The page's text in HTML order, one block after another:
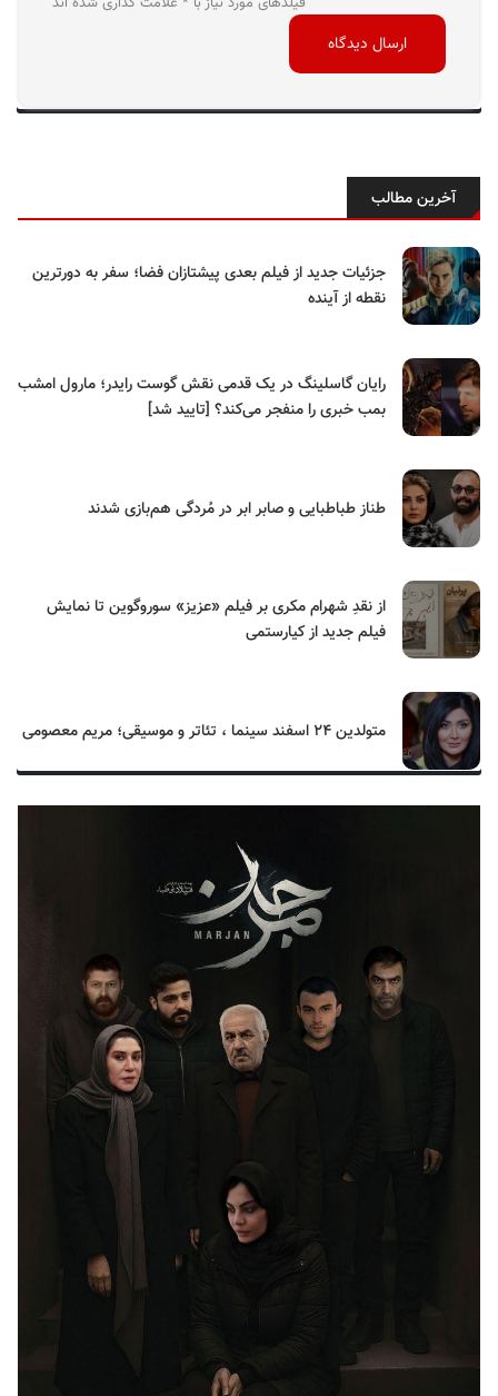
آخرین مطالب
جزئیات جدید از فیلم بعدی پیشتازان فضا؛ سفر به دورترین
نقطه از آینده
رایان گاسلینگ در یک قدمی نقش گوست رایدر؛ مارول امشب
بمب خبری را منفجر می‌کند؟ [تایید شد]
طناز طباطبایی و صابر ابر در مُردگی هم‌بازی شدند
از نقدِ شهرام مکری بر فیلم «عزیز» سوروگوین تا نمایش
فیلم جدید از کیارستمی
متولدین ۲۴ اسفند سینما ، تئاتر و موسیقی؛ مریم معصومی